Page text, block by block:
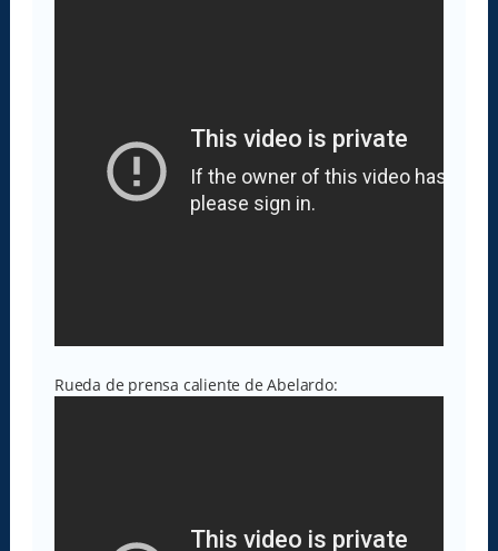
Rueda de prensa caliente de Abelardo: